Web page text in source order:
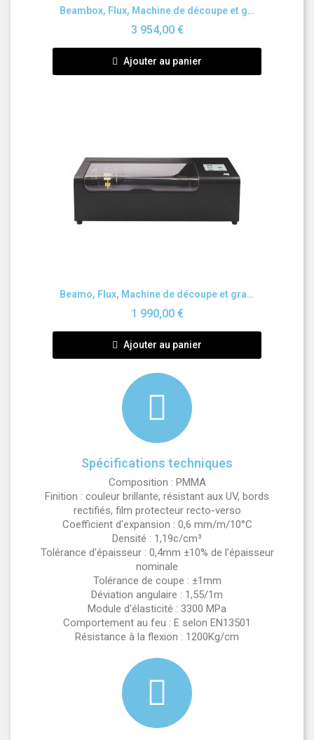
Aperçu rapide Beambox, Flux, Machine de découpe et gravure au laser
3 954,00 €
Ajouter au panier
Aperçu rapide Beamo, Flux, Machine de découpe et gravure au laser
1 990,00 €
Ajouter au panier
Spécifications techniques
Composition : PMMA
Finition : couleur brillante, résistant aux UV, bords
rectifiés, film protecteur recto-verso
Coefficient d'expansion : 0,6 mm/m/10°C
Densité : 1,19c/cm³
Tolérance d'épaisseur : 0,4mm ±10% de l'épaisseur
nominale
Tolérance de coupe : ±1mm
Déviation angulaire : 1,55/1m
Module d'élasticité : 3300 MPa
Comportement au feu : E selon EN13501
Résistance à la flexion : 1200Kg/cm